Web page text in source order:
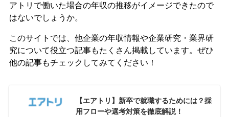
アトリで働いた場合の年収の推移がイメージできたので
はないでしょうか。
このサイトでは、他企業の年収情報や企業研究・業界研
究について役立つ記事もたくさん掲載しています。ぜひ
他の記事もチェックしてみてください！
【エアトリ】新卒で就職するためには？採
用フローや選考対策を徹底解説！